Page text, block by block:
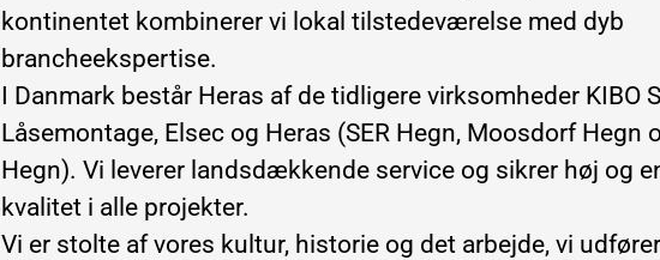
kontinentet kombinerer vi lokal tilstedeværelse med dyb
brancheekspertise.
I Danmark består Heras af de tidligere virksomheder KIBO
Låsemontage, Elsec og Heras (SER Hegn, Moosdorf Hegn
Hegn). Vi leverer landsdækkende service og sikrer høj og
kvalitet i alle projekter.
Vi er stolte af vores kultur, historie og det arbejde, vi